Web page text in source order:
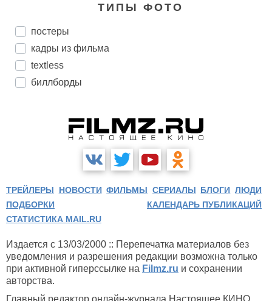
ТИПЫ ФОТО
постеры
кадры из фильма
textless
биллборды
ТРЕЙЛЕРЫ НОВОСТИ ФИЛЬМЫ СЕРИАЛЫ БЛОГИ ЛЮДИ
ПОДБОРКИ
КАЛЕНДАРЬ ПУБЛИКАЦИЙ
СТАТИСТИКА MAIL.RU
Издается с 13/03/2000 :: Перепечатка материалов без
уведомления и разрешения редакции возможна только
при активной гиперссылке на Filmz.ru и сохранении
авторства.
Главный редактор онлайн-журнала Настоящее КИНО